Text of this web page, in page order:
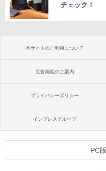
チェック！
本サイトのご利用について
広告掲載のご案内
プライバシーポリシー
インプレスグループ
PC